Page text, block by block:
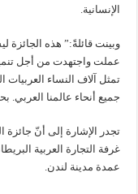
الإنسانية.
وبينت قائلةً:” هذه
عملت واجتهدت من أجل
تمثل آلاف النساء
جميع أنحاء عالمنا
تجدر الإشارة إلى أنّ جائزة
غرفة التجارة العربية
عمدة مدينة لندن.